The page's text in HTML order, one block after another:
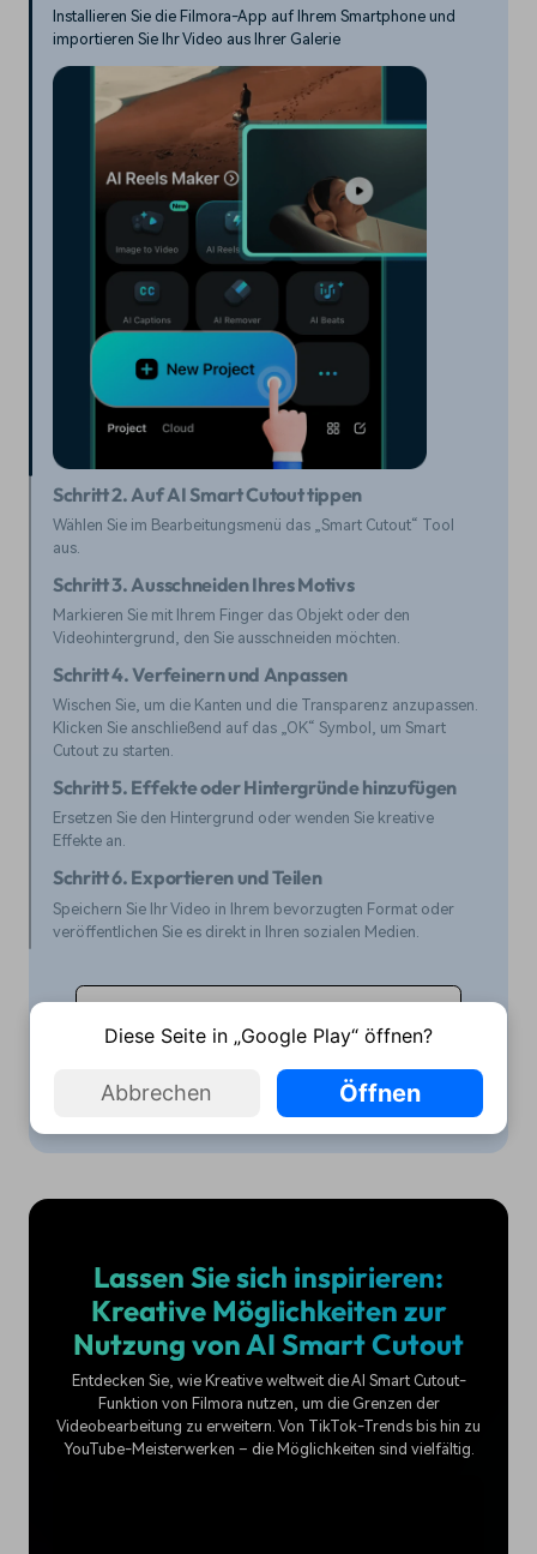
Installieren Sie die Filmora-App auf Ihrem Smartphone und
importieren Sie Ihr Video aus Ihrer Galerie
Schritt 2. Auf AI Smart Cutout tippen
Wählen Sie im Bearbeitungsmenü das „Smart Cutout“ Tool
aus.
Schritt 3. Ausschneiden Ihres Motivs
Markieren Sie mit Ihrem Finger das Objekt oder den
Videohintergrund, den Sie ausschneiden möchten.
Schritt 4. Verfeinern und Anpassen
Wischen Sie, um die Kanten und die Transparenz anzupassen.
Klicken Sie anschließend auf das „OK“ Symbol, um Smart
Cutout zu starten.
Schritt 5. Effekte oder Hintergründe hinzufügen
Ersetzen Sie den Hintergrund oder wenden Sie kreative
Effekte an.
Schritt 6. Exportieren und Teilen
Speichern Sie Ihr Video in Ihrem bevorzugten Format oder
veröffentlichen Sie es direkt in Ihren sozialen Medien.
Anleitung im Detail ansehen >>>
Lassen Sie sich inspirieren:
Kreative Möglichkeiten zur
Nutzung von AI Smart Cutout
Entdecken Sie, wie Kreative weltweit die AI Smart Cutout-
Funktion von Filmora nutzen, um die Grenzen der
Videobearbeitung zu erweitern. Von TikTok-Trends bis hin zu
YouTube-Meisterwerken – die Möglichkeiten sind vielfältig.
Diese Seite in „Google Play“ öffnen?
Abbrechen Öffnen